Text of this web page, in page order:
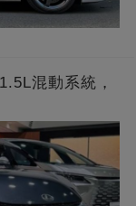
混動系統，